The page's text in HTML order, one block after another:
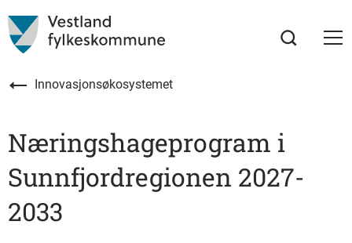
Innovasjonsøkosystemet
Næringshageprogram i
Sunnfjordregionen 2027-
2033